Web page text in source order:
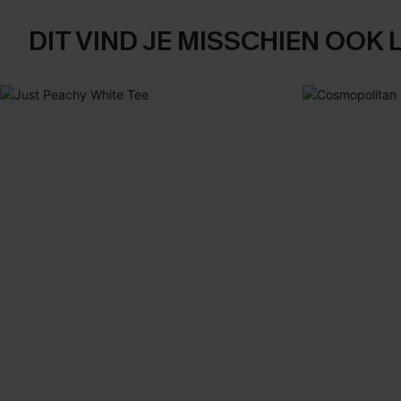
DIT VIND JE MISSCHIEN OOK